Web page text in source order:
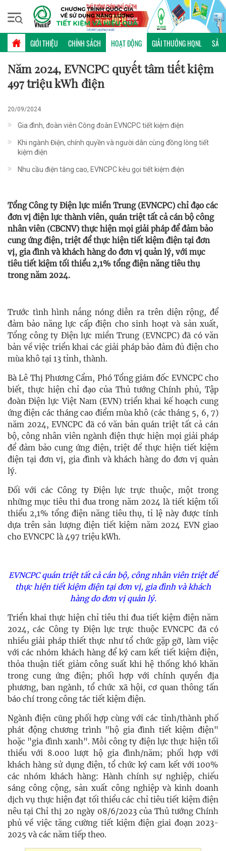
GIỚI THIỆU CHÍNH SÁCH HOẠT ĐỘNG GIẢI THƯỞNG HQNL SẢN
Thứ sáu, 07/08/2026 | 23:25 GMT+7
HOẠT ĐỘNG
Năm 2024, EVNCPC quyết tâm tiết kiệm
497 triệu kWh điện
20/09/2024
Gia đình, đoàn viên Công đoàn EVNCPC tiết kiệm điện
Khi ngành Điện, chính quyền và người dân cùng đồng lòng tiết
kiệm điện
Nhu cầu điện tăng cao, EVNCPC kêu gọi tiết kiệm điện
Tổng Công ty Điện lực miền Trung (EVNCPC) chỉ đạo các
đơn vị điện lực thành viên, quán triệt tất cả cán bộ công
nhân viên (CBCNV) thực hiện mọi giải pháp để đảm bảo
cung ứng điện, triệt để thực hiện tiết kiệm điện tại đơn
vị, gia đình và khách hàng do đơn vị quản lý, với mục
tiêu tiết kiệm tối thiểu 2,1% tổng điện năng tiêu thụ
trong năm 2024.
Trước tình hình nắng nóng diễn ra trên diện rộng, để
đảm bảo năng lực cấp điện cho sinh hoạt và sản xuất,
Tổng công ty Điện lực miền Trung (EVNCPC) đã có văn
bản về việc triển khai các giải pháp bảo đảm đủ điện cho
mùa khô tại 13 tỉnh, thành.
Bà Lê Thị Phương Cẩm, Phó Tổng giám đốc EVNCPC cho
biết, thực hiện chỉ đạo của Thủ tướng Chính phủ, Tập
đoàn Điện lực Việt Nam (EVN) triển khai kế hoạch cung
ứng điện các tháng cao điểm mùa khô (các tháng 5, 6, 7)
năm 2024, EVNCPC đã có văn bản quán triệt tất cả cán
bộ, công nhân viênngành điện thực hiện mọi giải pháp
để đảm bảo cung ứng điện, triệt để thực hiện tiết kiệm
điện tại đơn vị, gia đình và khách hàng do đơn vị quản
lý.
Đối với các Công ty Điện lực trực thuộc, một trong
những mục tiêu thi đua trong năm 2024 là tiết kiệm tối
thiểu 2,1% tổng điện năng tiêu thụ, tỉ lệ này được tính
dựa trên sản lượng điện tiết kiệm năm 2024 EVN giao
cho EVNCPC là 497 triệu kWh.
EVNCPC quán triệt tất cả cán bộ, công nhân viên triệt để
thực hiện tiết kiệm điện tại đơn vị, gia đình và khách
hàng do đơn vị quản lý.
Triển khai thực hiện chỉ tiêu thi đua tiết kiệm điện năm
2024, các Công ty Điện lực trực thuộc EVNCPC đã có
nhiều giải pháp thiết thực như tổ chức gặp gỡ, làm việc
với các nhóm khách hàng để ký cam kết tiết kiệm điện,
thỏa thuận tiết giảm công suất khi hệ thống khó khăn
trong cung ứng điện; phối hợp với chính quyền địa
phương, ban ngành, tổ chức xã hội, cơ quan thông tấn
báo chí trong công tác tiết kiệm điện.
Ngành điện cũng phối hợp cùng với các tỉnh/thành phố
phát động chương trình "hộ gia đình tiết kiệm điện"
hoặc "gia đình xanh". Mỗi công ty điện lực thực hiện tối
thiểu với 8.000 lượt hộ gia đình/năm; phối hợp với
khách hàng sử dụng điện, tổ chức ký cam kết với 100%
các nhóm khách hàng: Hành chính sự nghiệp, chiếu
sáng công cộng, sản xuất công nghiệp và kinh doanh
dịch vụ thực hiện đạt tối thiểu các chỉ tiêu tiết kiệm điện
nêu tại Chỉ thị 20 ngày 08/6/2023 của Thủ tướng Chính
phủ về việc tăng cường tiết kiệm điện giai đoạn 2023-
2025 và các năm tiếp theo.